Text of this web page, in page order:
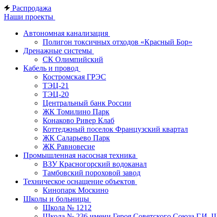
Распродажа
Наши проекты
Автономная канализация
Полигон токсичных отходов «Красный Бор»
Дренажные системы
СК Олимпийский
Кабель и провод
Костромская ГРЭС
ТЭЦ-21
ТЭЦ-20
Центральный банк России
ЖК Томилино Парк
Конаково Ривер Клаб
Коттеджный поселок Французский квартал
ЖК Саларьево Парк
ЖК Равновесие
Промышленная насосная техника
ВЗУ Красногорский водоканал
Тамбовский пороховой завод
Техническое оснащение объектов
Кинопарк Москино
Школы и больницы
Школа № 1212